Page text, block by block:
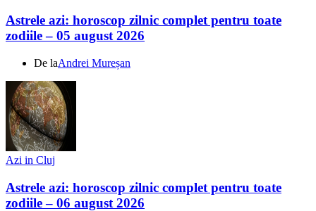
Astrele azi: horoscop zilnic complet pentru toate
zodiile – 05 august 2026
De laAndrei Mureșan
Azi in Cluj
Astrele azi: horoscop zilnic complet pentru toate
zodiile – 06 august 2026